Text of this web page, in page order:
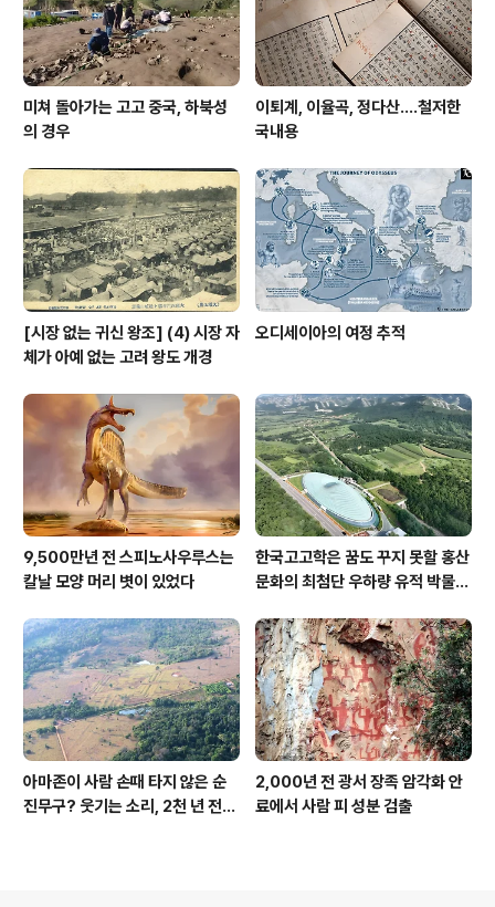
능했다. 따라서 연전과 보전 졸업자들은 대학공부..
미쳐 돌아가는 고고 중국, 하북성
의 경우
이퇴계, 이율곡, 정다산....철저한
국내용
[시장 없는 귀신 왕조] (4) 시장 자
체가 아예 없는 고려 왕도 개경
오디세이아의 여정 추적
9,500만년 전 스피노사우루스는
칼날 모양 머리 볏이 있었다
한국고고학은 꿈도 꾸지 못할 홍산
문화의 최첨단 우하량 유적 박물관
아마존이 사람 손때 타지 않은 순
진무구? 웃기는 소리, 2천 년 전에
2,000년 전 광서 장족 암각화 안
료에서 사람 피 성분 검출